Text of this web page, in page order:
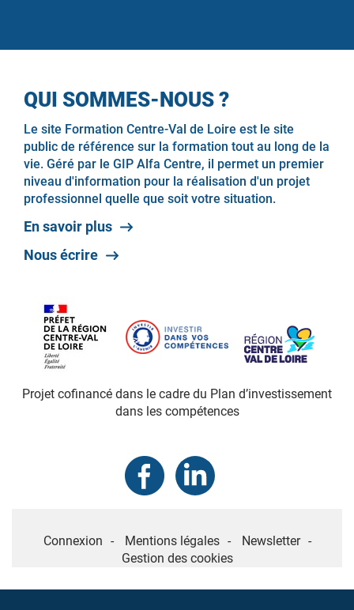
QUI SOMMES-NOUS ?
Le site Formation Centre-Val de Loire est le site
public de référence sur la formation tout au long de la
vie. Géré par le GIP Alfa Centre, il permet un premier
niveau d'information pour la réalisation d'un projet
professionnel quelle que soit votre situation.
En savoir plus
Nous écrire
Projet cofinancé dans le cadre du Plan d’investissement
dans les compétences
MENU
PAGE
Connexion Mentions légales
Newsletter
Gestion des cookies